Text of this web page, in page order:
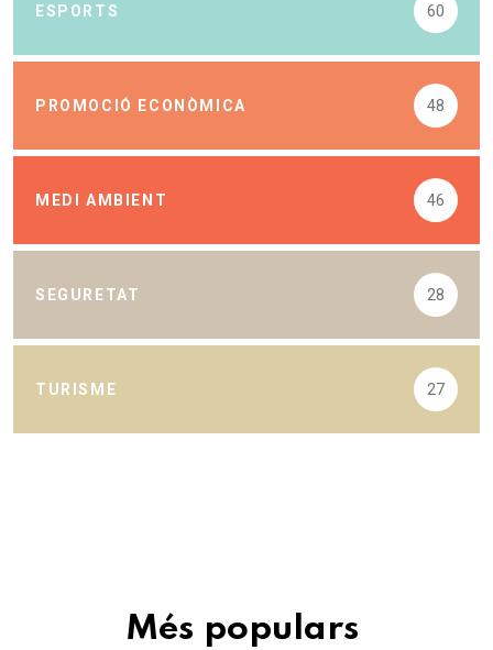
ESPORTS 60
PROMOCIÓ ECONÒMICA 48
MEDI AMBIENT 46
SEGURETAT 28
TURISME 27
Més populars